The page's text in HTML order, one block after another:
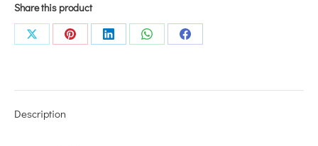
Share this product
Share
Share
Share
Share
Share
Description